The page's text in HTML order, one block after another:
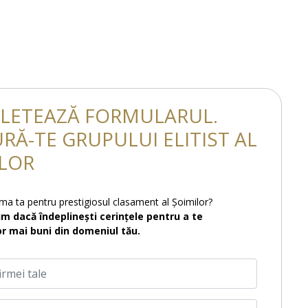
FORMULARUL.
TE GRUPULUI ELITIST AL
ta pentru prestigiosul clasament al Șoimilor?
dacă îndeplinești cerințele pentru a te
mai buni din domeniul tău.